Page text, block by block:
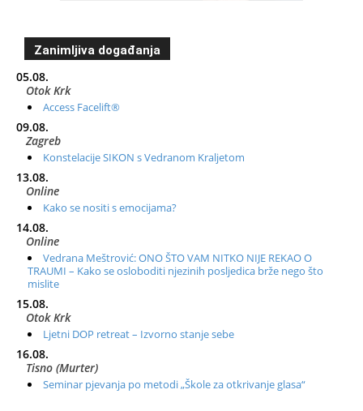
Zanimljiva događanja
05.08.
Otok Krk
Access Facelift®
09.08.
Zagreb
Konstelacije SIKON s Vedranom Kraljetom
13.08.
Online
Kako se nositi s emocijama?
14.08.
Online
Vedrana Meštrović: ONO ŠTO VAM NITKO NIJE REKAO O
TRAUMI – Kako se osloboditi njezinih posljedica brže nego što
mislite
15.08.
Otok Krk
Ljetni DOP retreat – Izvorno stanje sebe
16.08.
Tisno (Murter)
Seminar pjevanja po metodi „Škole za otkrivanje glasa“